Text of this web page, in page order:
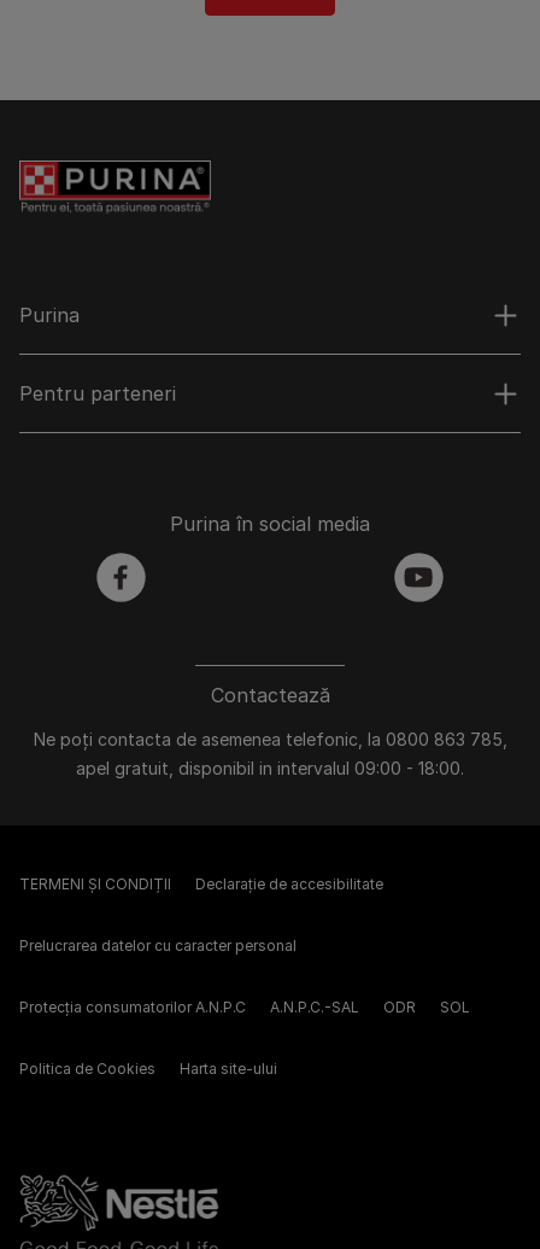
Purina
Pentru parteneri
Contactează
Ne poți contacta de asemenea telefonic, la 0800 863 785,
apel gratuit, disponibil in intervalul 09:00 - 18:00.
Purina în social media
facebook youtube
TERMENI ȘI CONDIȚII Declarație de accesibilitate
Prelucrarea datelor cu caracter personal
Protecția consumatorilor A.N.P.C A.N.P.C.-SAL ODR SOL
Politica de Cookies Harta site-ului